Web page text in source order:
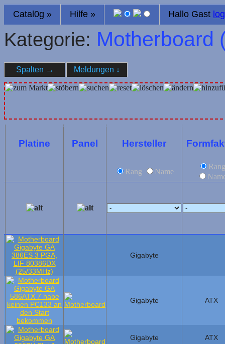
Catal0g » Hilfe» Hallo Gast
Kategorie: Motherboard
Spalten → Meldungen ↓
Platine Panel Hersteller
Rang Name
Rang
Gigabyte
Gigabyte ATX
Gigabyte ATX